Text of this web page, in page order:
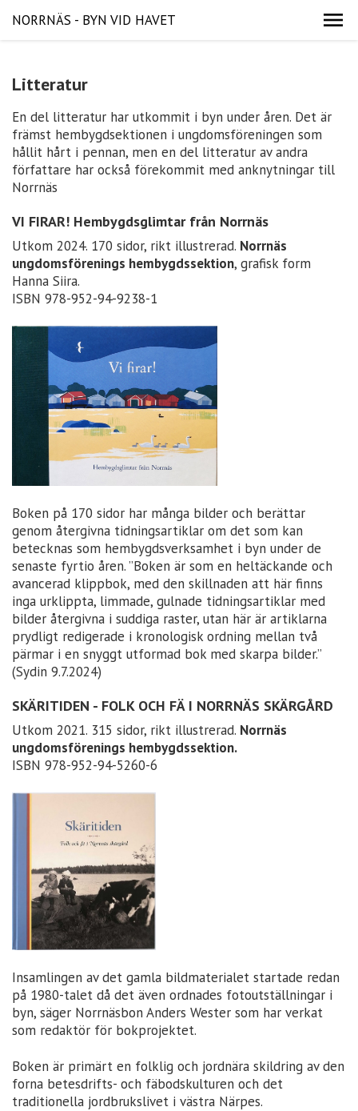
NORRNÄS - BYN VID HAVET
Litteratur
En del litteratur har utkommit i byn under åren. Det är
främst hembygdsektionen i ungdomsföreningen som
hållit hårt i pennan, men en del litteratur av andra
författare har också förekommit med anknytningar till
Norrnäs
VI FIRAR! Hembygdsglimtar från Norrnäs
Utkom 2024. 170 sidor, rikt illustrerad. Norrnäs
ungdomsförenings hembygdssektion, grafisk form
Hanna Siira.
ISBN 978-952-94-9238-1
Boken på 170 sidor har många bilder och berättar
genom återgivna tidningsartiklar om det som kan
betecknas som hembygdsverksamhet i byn under de
senaste fyrtio åren. ”Boken är som en heltäckande och
avancerad klippbok, med den skillnaden att här finns
inga urklippta, limmade, gulnade tidningsartiklar med
bilder återgivna i suddiga raster, utan här är artiklarna
prydligt redigerade i kronologisk ordning mellan två
pärmar i en snyggt utformad bok med skarpa bilder.”
(Sydin 9.7.2024)
SKÄRITIDEN - FOLK OCH FÄ I NORRNÄS SKÄRGÅRD
Utkom 2021. 315 sidor, rikt illustrerad. Norrnäs
ungdomsförenings hembygdssektion.
ISBN 978-952-94-5260-6
Insamlingen av det gamla bildmaterialet startade redan
på 1980-talet då det även ordnades fotoutställningar i
byn, säger Norrnäsbon Anders Wester som har verkat
som redaktör för bokprojektet.
Boken är primärt en folklig och jordnära skildring av den
forna betesdrifts- och fäbodskulturen och det
traditionella jordbrukslivet i västra Närpes.